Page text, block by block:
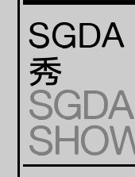
SGDA
秀